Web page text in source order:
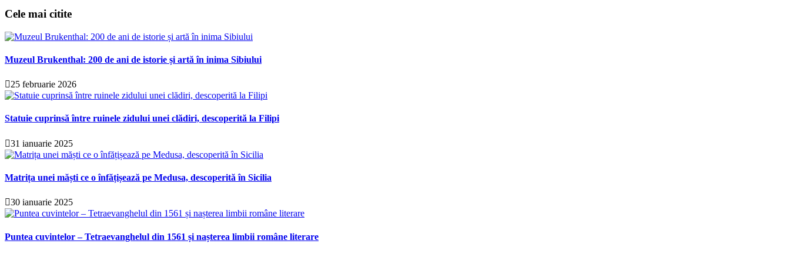
Cele mai citite
Muzeul Brukenthal: 200 de ani de istorie și artă în inima Sibiului
25 februarie 2026
Statuie cuprinsă între ruinele zidului unei clădiri, descoperită la Filipi
31 ianuarie 2025
Matrița unei măști ce o înfățișează pe Medusa, descoperită în Sicilia
30 ianuarie 2025
Puntea cuvintelor – Tetraevanghelul din 1561 și nașterea limbii române literare